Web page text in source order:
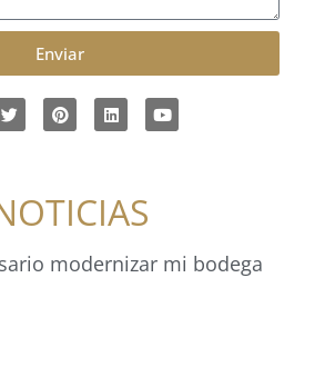
Enviar
modernizar mi bodega